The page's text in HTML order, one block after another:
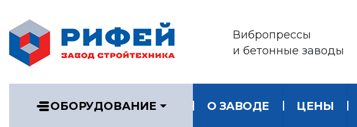
Вибропрессы
и бетонные заводы
ОБОРУДОВАНИЕ О ЗАВОДЕ ЦЕНЫ